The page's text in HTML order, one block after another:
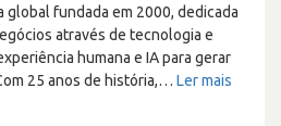
global fundada em 2000, dedicada
através de tecnologia e
humana e IA para gerar
25 anos de história,… Ler mais